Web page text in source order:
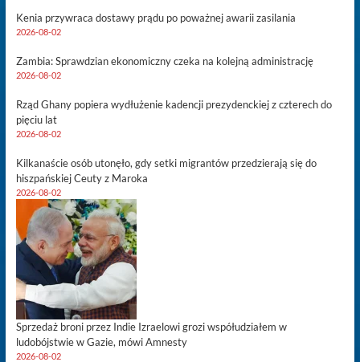
Kenia przywraca dostawy prądu po poważnej awarii zasilania
2026-08-02
Zambia: Sprawdzian ekonomiczny czeka na kolejną administrację
2026-08-02
Rząd Ghany popiera wydłużenie kadencji prezydenckiej z czterech do
pięciu lat
2026-08-02
Kilkanaście osób utonęło, gdy setki migrantów przedzierają się do
hiszpańskiej Ceuty z Maroka
2026-08-02
Sprzedaż broni przez Indie Izraelowi grozi współudziałem w
ludobójstwie w Gazie, mówi Amnesty
2026-08-02